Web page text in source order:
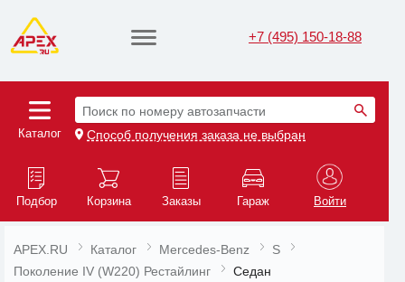
+7 (495) 150-18-88
Каталог
Поиск по номеру автозапчасти
Способ получения заказа не выбран
Подбор Корзина Заказы Гараж Войти
APEX.RU Каталог Mercedes-Benz
S
Поколение IV (W220) Рестайлинг
Седан